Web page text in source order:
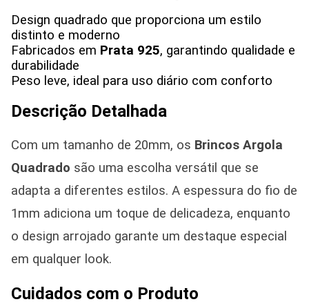
Design quadrado que proporciona um estilo
distinto e moderno
Fabricados em Prata 925, garantindo qualidade e
durabilidade
Peso leve, ideal para uso diário com conforto
Descrição Detalhada
Com um tamanho de 20mm, os Brincos Argola
Quadrado são uma escolha versátil que se
adapta a diferentes estilos. A espessura do fio de
1mm adiciona um toque de delicadeza, enquanto
o design arrojado garante um destaque especial
em qualquer look.
Cuidados com o Produto